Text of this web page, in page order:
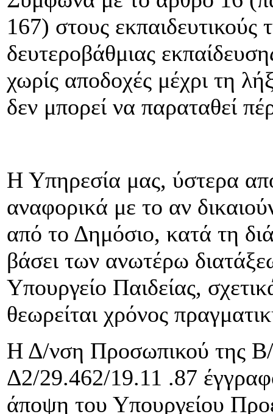
167) στους εκπαιδευτικούς
δευτεροβάθμιας
χωρίς αποδοχές μέχρι τη
δεν μπορεί να παραταθεί
Η Υπηρεσία μας, ύστερα
αναφορικά με το αν
από το Δημόσιο, κατά τη
βάσει των ανωτέρω
Υπουργείο Παιδείας,
θεωρείται χρόνος
Η Δ/νση Προσωπικού της
Δ2/29.462/19.11 .87
άποψη του Υπουργείου